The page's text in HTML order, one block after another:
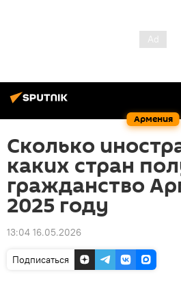
Армения
Сколько
каких стран
гражданство
2025 году
13:04 16.05.2026
Подписаться